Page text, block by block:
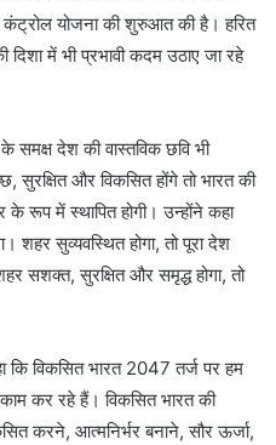
कंट्रोल योजना की शुरुआत की है। हरित
में भी प्रभावी कदम उठाए जा रहे
समक्ष देश की वास्तविक छवि भी
और विकसित होंगे तो भारत की
रूप में स्थापित होगी। उन्होंने कहा
शहर सुव्यवस्थित होगा, तो पूरा देश
सशक्त, सुरक्षित और समृद्ध होगा, तो
कि विकसित भारत 2047 तर्ज पर हम
कर रहे हैं। विकसित भारत की
करने, आत्मनिर्भर बनाने, सौर ऊर्जा,